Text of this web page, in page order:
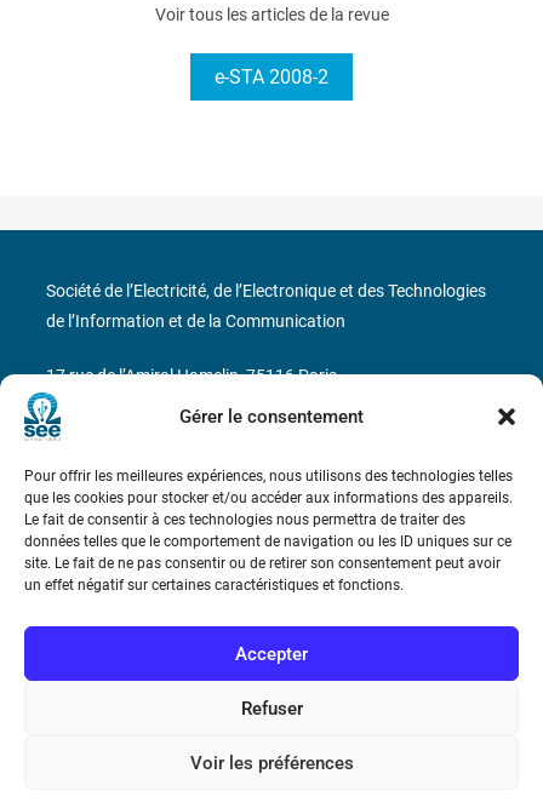
Gérer le consentement
Pour offrir les meilleures expériences, nous utilisons des technologies telles
que les cookies pour stocker et/ou accéder aux informations des appareils.
Le fait de consentir à ces technologies nous permettra de traiter des
données telles que le comportement de navigation ou les ID uniques sur ce
site. Le fait de ne pas consentir ou de retirer son consentement peut avoir
un effet négatif sur certaines caractéristiques et fonctions.
Accepter
Refuser
Voir les préférences
Voir tous les articles de la revue
e-STA 2008-2
Bicentenaire des découvertes d’André-
Conditions Générales de Vente
Société de l’Electricité, de l’Electronique et des Technologies
de l’Information et de la Communication
17 rue de l’Amiral Hamelin75116 Paris
Métro : « Boissière » Ligne 6 et « Iéna » Ligne 9
Téléphone : (+33) 1 56 90 37 17
N° de SIREN : 785 393 232, Code APE : 9412Z TVA intra-
communautaire : FR44 785 393 232